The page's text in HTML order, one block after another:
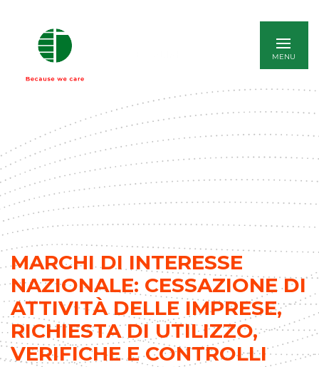
MARCHI DI INTERESSE
NAZIONALE: CESSAZIONE DI
ATTIVITÀ DELLE IMPRESE,
RICHIESTA DI UTILIZZO,
VERIFICHE E CONTROLLI